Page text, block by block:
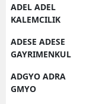
ADEL ADEL
KALEMCILIK
ADESE ADESE
GAYRIMENKUL
ADGYO ADRA
GMYO